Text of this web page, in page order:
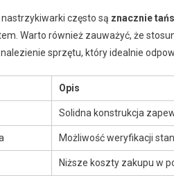
często są znacznie
Warto również zauważyć, że
sprzętu, który idealnie
Opis
Solidna konstrukcja
Możliwość weryfikacji
Niższe koszty zakupu w